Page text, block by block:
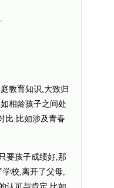
教育知识,大致归
相龄孩子之间处
比.比如涉及青春
要孩子成绩好,那
校,离开了父母,